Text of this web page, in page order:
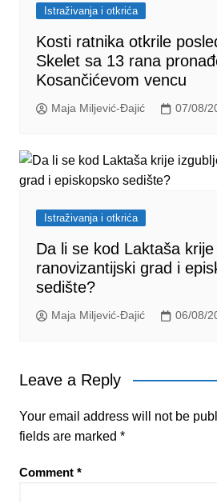
Istraživanja i otkrića
Kosti ratnika otkrile
Skelet sa 13 rana
Kosančićevom vencu
Maja Miljević-Đajić 07/08/
Istraživanja i otkrića
Da li se kod Laktaša
ranovizantijski grad i
sedište?
Maja Miljević-Đajić 06/08/
Leave a Reply
Your email address will not be
fields are marked *
Comment *